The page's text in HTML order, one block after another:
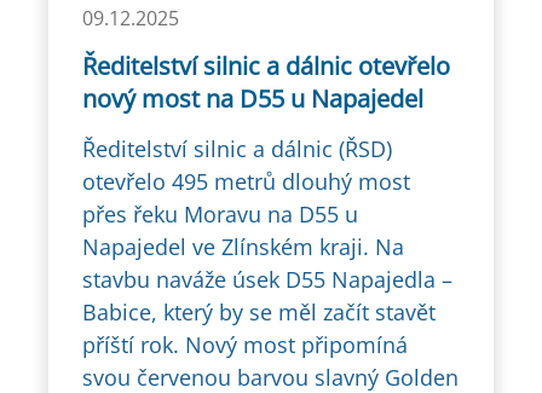
09.12.2025
Ředitelství silnic a dálnic otevřelo
nový most na D55 u Napajedel
Ředitelství silnic a dálnic (ŘSD)
otevřelo 495 metrů dlouhý most
přes řeku Moravu na D55 u
Napajedel ve Zlínském kraji. Na
stavbu naváže úsek D55 Napajedla –
Babice, který by se měl začít stavět
příští rok. Nový most připomíná
svou červenou barvou slavný Golden